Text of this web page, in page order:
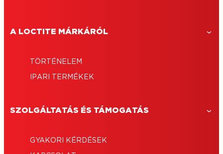
A LOCTITE MÁRKÁRÓL
TÖRTÉNELEM
IPARI TERMÉKEK
SZOLGÁLTATÁS ÉS TÁMOGATÁS
GYAKORI KÉRDÉSEK